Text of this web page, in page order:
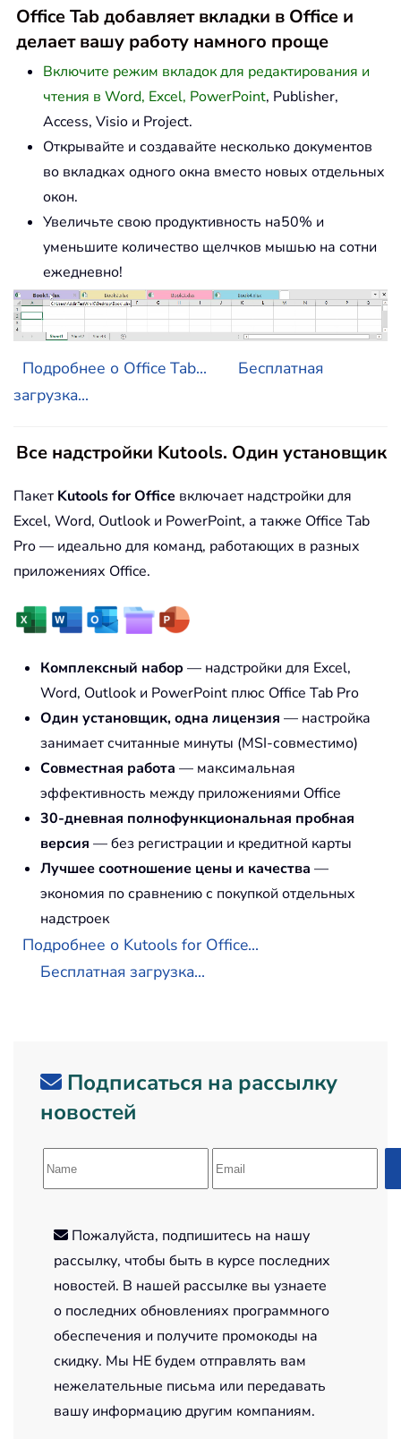
Office Tab добавляет вкладки в Office и
делает вашу работу намного проще
Включите режим вкладок для редактирования и
чтения в Word, Excel, PowerPoint, Publisher,
Access, Visio и Project.
Открывайте и создавайте несколько документов
во вкладках одного окна вместо новых отдельных
окон.
Увеличьте свою продуктивность на50% и
уменьшите количество щелчков мышью на сотни
ежедневно!
Подробнее о Office Tab...
Бесплатная
загрузка...
Все надстройки Kutools. Один установщик
Пакет Kutools for Office включает надстройки для
Excel, Word, Outlook и PowerPoint, а также Office Tab
Pro — идеально для команд, работающих в разных
приложениях Office.
Комплексный набор — надстройки для Excel,
Word, Outlook и PowerPoint плюс Office Tab Pro
Один установщик, одна лицензия — настройка
занимает считанные минуты (MSI-совместимо)
Совместная работа — максимальная
эффективность между приложениями Office
30-дневная полнофункциональная пробная
версия — без регистрации и кредитной карты
Лучшее соотношение цены и качества —
экономия по сравнению с покупкой отдельных
надстроек
Подробнее о Kutools for Office...
Бесплатная загрузка...
Подписаться на рассылку
новостей
Пожалуйста, подпишитесь на нашу
рассылку, чтобы быть в курсе последних
новостей. В нашей рассылке вы узнаете
о последних обновлениях программного
обеспечения и получите промокоды на
скидку. Мы НЕ будем отправлять вам
нежелательные письма или передавать
вашу информацию другим компаниям.